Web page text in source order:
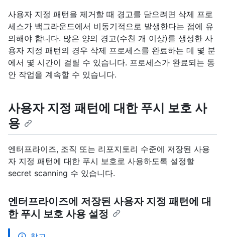
사용자 지정 패턴을 제거할 때 경고를 닫으려면 삭제 프로
세스가 백그라운드에서 비동기적으로 발생한다는 점에 유
의해야 합니다. 많은 양의 경고(수천 개 이상)를 생성한 사
용자 지정 패턴의 경우 삭제 프로세스를 완료하는 데 몇 분
에서 몇 시간이 걸릴 수 있습니다. 프로세스가 완료되는 동
안 작업을 계속할 수 있습니다.
사용자 지정 패턴에 대한 푸시 보호 사
용
엔터프라이즈, 조직 또는 리포지토리 수준에 저장된 사용
자 지정 패턴에 대한 푸시 보호로 사용하도록 설정할
secret scanning 수 있습니다.
엔터프라이즈에 저장된 사용자 지정 패턴에 대
한 푸시 보호 사용 설정